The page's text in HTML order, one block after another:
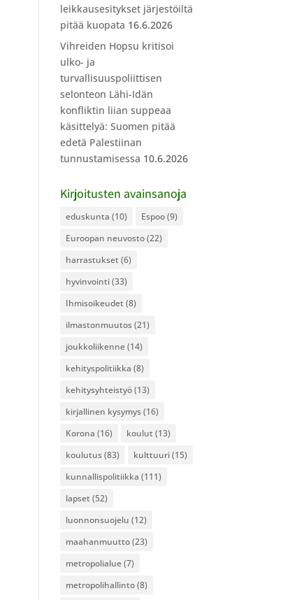
leikkausesitykset järjestöiltä
pitää kuopata 16.6.2026
Vihreiden Hopsu kritisoi
ulko- ja
turvallisuuspoliittisen
selonteon Lähi-Idän
konfliktin liian suppeaa
käsittelyä: Suomen pitää
edetä Palestiinan
tunnustamisessa 10.6.2026
Kirjoitusten avainsanoja
eduskunta (10) Espoo(9)
Euroopan neuvosto(22)
harrastukset (6)
hyvinvointi(33)
Ihmisoikeudet (8)
ilmastonmuutos(21)
joukkoliikenne(14)
kehityspolitiikka (8)
kehitysyhteistyö(13)
kirjallinen kysymys(16)
Korona (16) koulut (13)
koulutus(83) kulttuuri(15)
kunnallispolitiikka (111)
lapset (52)
luonnonsuojelu (12)
maahanmuutto(23)
metropolialue(7)
metropolihallinto(8)